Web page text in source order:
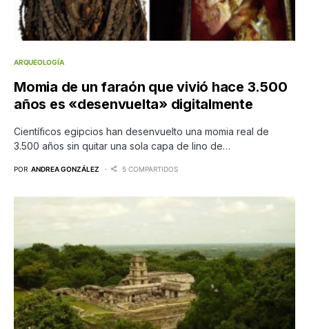
ARQUEOLOGÍA
Momia de un faraón que vivió hace 3.500
años es «desenvuelta» digitalmente
Científicos egipcios han desenvuelto una momia real de
3.500 años sin quitar una sola capa de lino de…
POR ANDREA GONZÁLEZ 5 COMPARTIDOS